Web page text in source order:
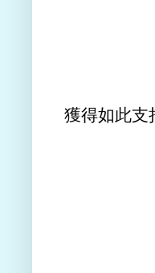
獲得如此支